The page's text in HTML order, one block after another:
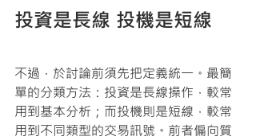
投資是長線 投機是短線
不過，於討論前須先把定義統一。最簡
單的分類方法：投資是長線操作，較常
用到基本分析；而投機則是短線，較常
用到不同類型的交易訊號。前者偏向質